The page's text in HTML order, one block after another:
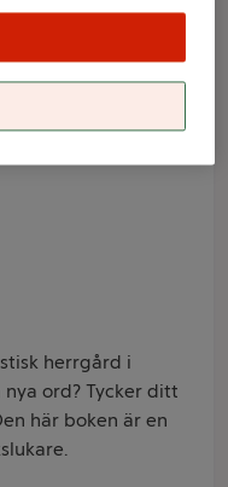
herrgård i
ord? Tycker ditt
här boken är en